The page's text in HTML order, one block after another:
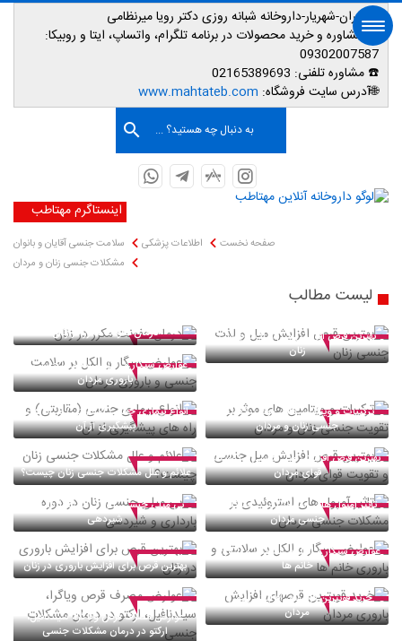
📌تهران-شهریار-داروخانه شبانه روزی دکتر رویا میرنظامی
📱مشاوره و خرید محصولات در برنامه تلگرام، واتساپ، ایتا و روبیکا:
09302007587
☎️ مشاوره تلفنی:
🌐آدرس سایت فروشگاه: www.mahtateb.com
به دنبال چه هستید؟ ...
اینستاگرم مهتاطب
صفحه نخست اطلاعات پزشکی
سلامت جنسی آقایان و بانوان
مشکلات جنسی زنان و مردان
لیست مطالب
بهترین قرص افزایش میل و لذت جنسی
زنان
درمان عفونت مکرر در زنان
عوارض سیگار و الکل بر سلامت جنسی و
باروری مردان
ترکیبات و ویتامین های موثر بر تقویت
جنسی زنان و مردان
انواع بیماری جنسی (مقاربتی) و راه های
پیشگیری از آن
بهترین قرص افزایش میل جنسی و تقویت
قوای مردان
علائم و علل مشکلات جنسی زنان چیست؟
تاثیر آمپول های استروئیدی بر مشکلات
جنسی مردان
بی میلی جنسی زنان در دوره بارداری و
شیردهی
عوارض سیگار و الکل بر سلامتی و باروری
خانم ها
بهترین قرص برای افزایش باروری در زنان
خرید قویترین قرصهای افزایش باروری
مردان
عوارض مصرف قرص ویاگرا، سیلدنافیل،
ارکتو در درمان مشکلات جنسی